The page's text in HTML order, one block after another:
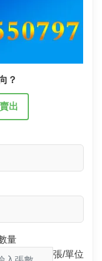
？
出
量
張/單位